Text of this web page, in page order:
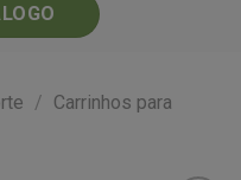
/ Carrinhos para